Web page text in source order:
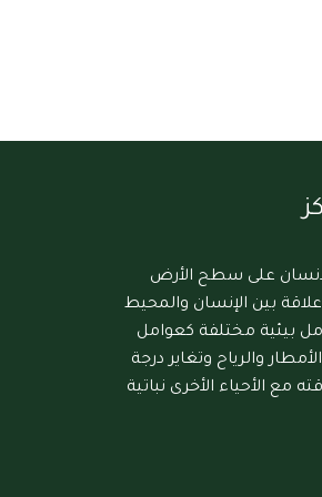
على سطح الأرض
بين الإنسان والمحيط
بيئية مختلفة كعوامل
والرياح وتغاير درجة
مع الأحياء الأخرى نباتية